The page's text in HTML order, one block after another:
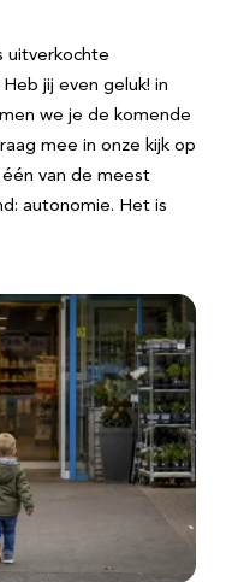
uitverkochte
jij even geluk! in
we je de komende
mee in onze kijk op
van de meest
autonomie. Het is